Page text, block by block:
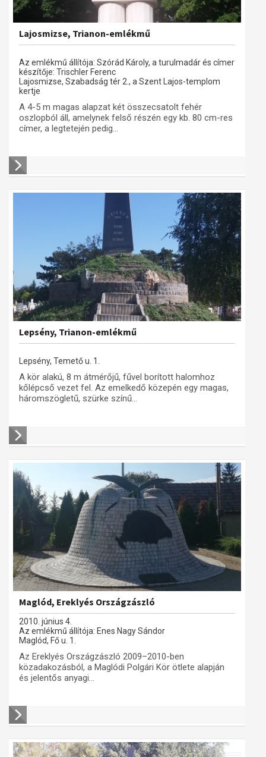
Lajosmizse, Trianon-emlékmű
Az emlékmű állítója: Szórád Károly, a turulmadár és címer
készítője: Trischler Ferenc
Lajosmizse, Szabadság tér 2., a Szent Lajos-templom
kertje
A 4-5 m magas alapzat két összecsatolt fehér
oszlopból áll, amelynek felső részén egy kb. 80 cm-res
címer, a legtetején pedig...
Lepsény, Trianon-emlékmű
Lepsény, Temető u. 1.
A kör alakú, 8 m átmérőjű, fűvel borított halomhoz
kőlépcső vezet fel. Az emelkedő közepén egy magas,
háromszögletű, szürke színű...
Maglód, Ereklyés Országzászló
2010. június 4.
Az emlékmű állítója: Enes Nagy Sándor
Maglód, Fő u. 1.
Az Ereklyés Országzászló 2009–2010-ben
közadakozásból, a Maglódi Polgári Kör ötlete alapján
és jelentős anyagi...